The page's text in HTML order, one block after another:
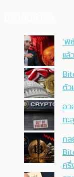
‘พิ
แล้
ตัว
อว
ทะ
กล
ครึ่